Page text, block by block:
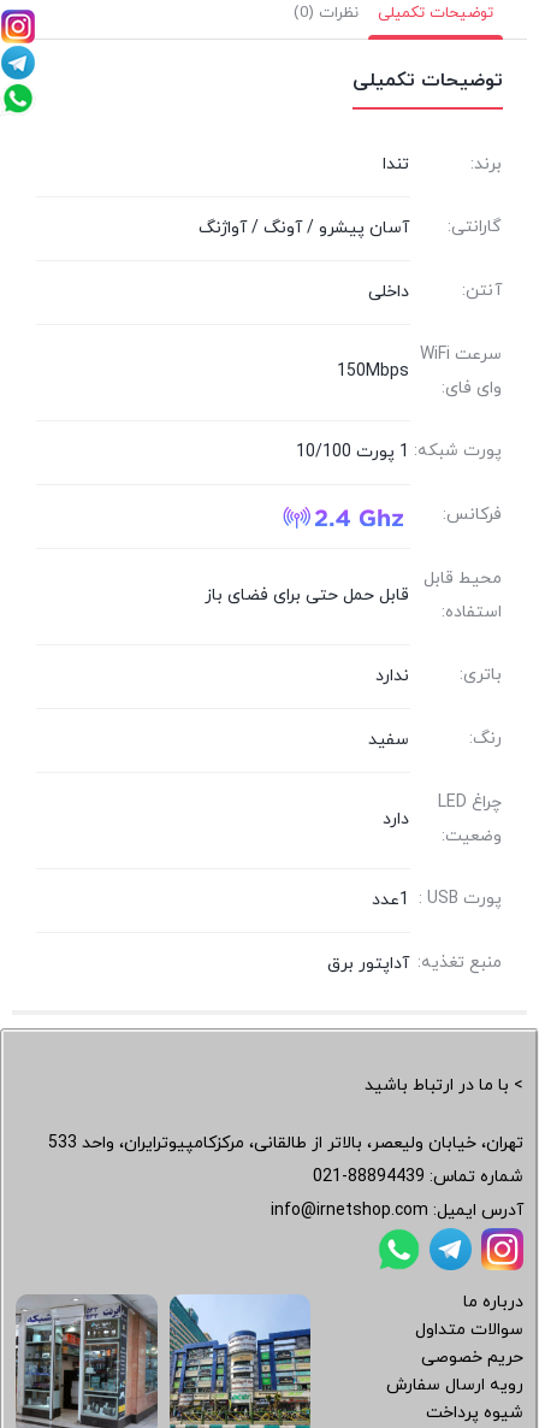
توضیحات تکمیلی نظرات (0)
توضیحات تکمیلی
برند: تندا
گارانتی: آسان پیشرو / آونگ / آواژنگ
آنتن: داخلی
سرعت WiFi
وای فای:
150Mbps
پورت شبکه: 1 پورت 10/100
فرکانس:
محیط قابل
استفاده:
قابل حمل حتی برای فضای باز
باتری: ندارد
رنگ: سفید
چراغ LED
وضعیت:
دارد
پورت USB : 1عدد
منبع تغذیه: آداپتور برق
> با ما در ارتباط باشید
تهران، خیابان ولیعصر، بالاتر از طالقانی، مرکزکامپیوترایران، واحد 533
شماره تماس: 021-88894439
آدرس ایمیل: info@irnetshop.com
درباره ما
سوالات متداول
حریم خصوصی
رویه ارسال سفارش
شیوه پرداخت